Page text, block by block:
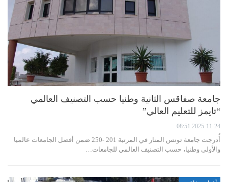
جامعة صفاقس الثانية وطنيا حسب التصنيف العالمي
“تايمز للتعليم العالي”
2025-11-24 08:51
أُدرجت جامعة تونس المنار في المرتبة 201 -250 ضمن أفضل الجامعات عالميا
والأولى وطنيا، حسب التصنيف العالمي للجامعات…